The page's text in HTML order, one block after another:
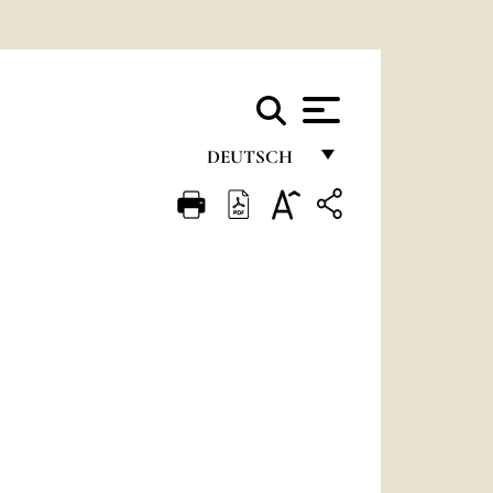
DEUTSCH
FRANÇAIS